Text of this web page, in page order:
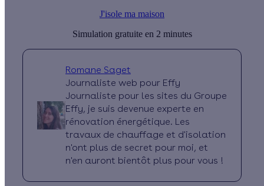
J'isole ma maison
Simulation gratuite en 2 minutes
Romane Saget
Journaliste web pour Effy
Journaliste pour les sites du Groupe
Effy, je suis devenue experte en
rénovation énergétique. Les
travaux de chauffage et d'isolation
n'ont plus de secret pour moi, et
n'en auront bientôt plus pour vous !